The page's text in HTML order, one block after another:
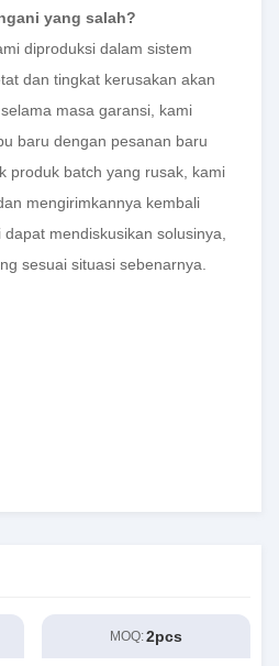
yang salah?
diproduksi dalam sistem
dan tingkat kerusakan akan
masa garansi, kami
baru dengan pesanan baru
produk batch yang rusak, kami
mengirimkannya kembali
mendiskusikan solusinya,
sesuai situasi sebenarnya.
MOQ:2pcs